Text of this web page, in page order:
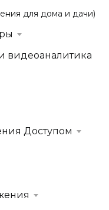
для дома и дачи)
видеоаналитика
Доступом